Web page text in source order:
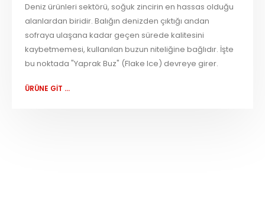
Deniz ürünleri sektörü, soğuk zincirin en hassas olduğu
alanlardan biridir. Balığın denizden çıktığı andan
sofraya ulaşana kadar geçen sürede kalitesini
kaybetmemesi, kullanılan buzun niteliğine bağlıdır. İşte
bu noktada "Yaprak Buz" (Flake Ice) devreye girer.
ÜRÜNE GİT ...